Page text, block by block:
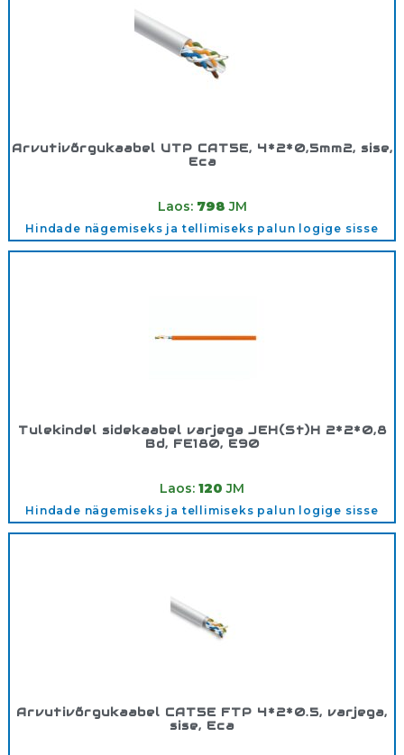
Arvutivõrgukaabel UTP CAT5E, 4*2*0,5mm2, sise,
Eca
Laos: 798 JM
Hindade nägemiseks ja tellimiseks palun logige sisse
Tulekindel sidekaabel varjega JEH(St)H 2*2*0,8
Bd, FE180, E90
Laos: 120 JM
Hindade nägemiseks ja tellimiseks palun logige sisse
Arvutivõrgukaabel CAT5E FTP 4*2*0.5, varjega,
sise, Eca